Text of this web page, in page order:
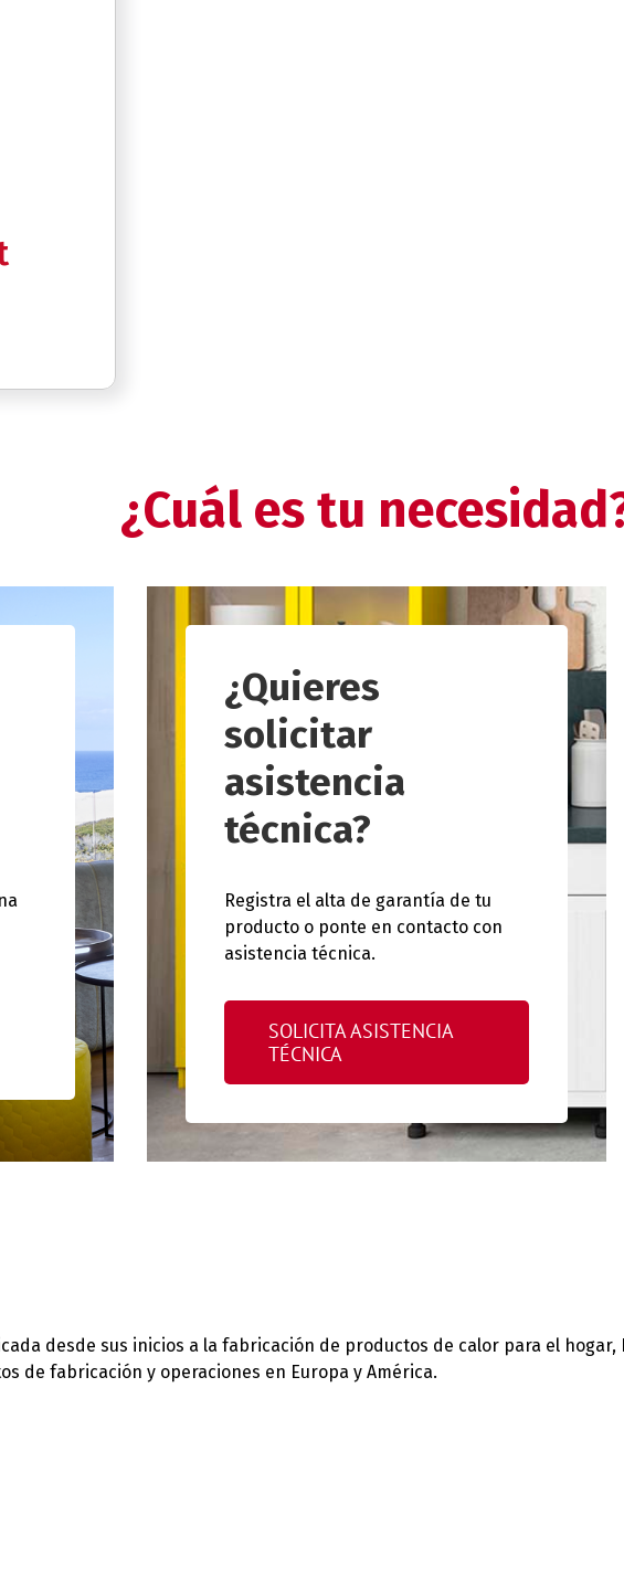
¿Cuál es tu
¿Quieres
solicitar
asistencia
técnica?
Registra el alta de garantía de tu
producto o ponte en contacto con
asistencia técnica.
SOLICITA ASISTENCIA
TÉCNICA
desde sus inicios a la fabricación de productos de calor para el
de fabricación y operaciones en Europa y América.